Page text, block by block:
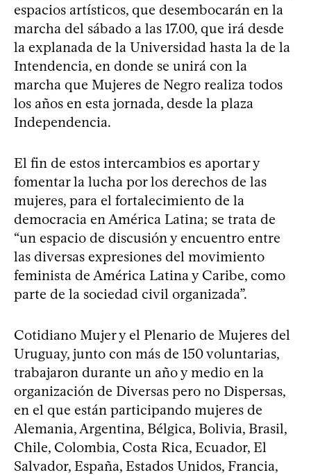
espacios artísticos, que desembocarán en la
marcha del sábado a las 17.00, que irá desde
la explanada de la Universidad hasta la de la
Intendencia, en donde se unirá con la
marcha que Mujeres de Negro realiza todos
los años en esta jornada, desde la plaza
Independencia.
El fin de estos intercambios es aportar y
fomentar la lucha por los derechos de las
mujeres, para el fortalecimiento de la
democracia en América Latina; se trata de
“un espacio de discusión y encuentro entre
las diversas expresiones del movimiento
feminista de América Latina y Caribe, como
parte de la sociedad civil organizada”.
Cotidiano Mujer y el Plenario de Mujeres del
Uruguay, junto con más de 150 voluntarias,
trabajaron durante un año y medio en la
organización de Diversas pero no Dispersas,
en el que están participando mujeres de
Alemania, Argentina, Bélgica, Bolivia, Brasil,
Chile, Colombia, Costa Rica, Ecuador, El
Salvador, España, Estados Unidos, Francia,